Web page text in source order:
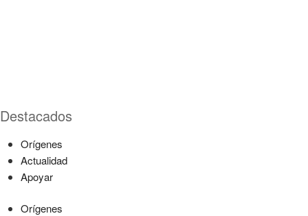
Destacados
Orígenes
Actualidad
Apoyar
Orígenes